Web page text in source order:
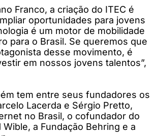
Franco, a criação do ITEC é
oportunidades para jovens
é um motor de mobilidade
para o Brasil. Se queremos que
desse movimento, é
em nossos jovens talentos”,
tem entre seus fundadores os
Lacerda e Sérgio Pretto,
no Brasil, o cofundador do
a Fundação Behring e a